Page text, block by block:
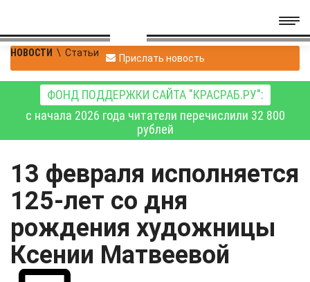
НОВОСТИ \ Статьи Прислать новость
ФОНД ПОДДЕРЖКИ САЙТА "КРАСРАБ.РУ":
с начала 2026 года читатели перечислили 32 800
рублей
13 февраля исполняется
125-лет со дня
рождения художницы
Ксении Матвеевой